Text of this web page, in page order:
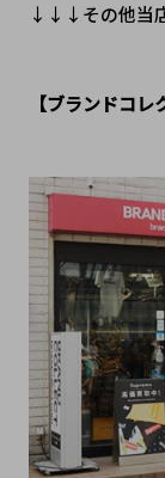
↓↓↓その他当
【ブランドコレ